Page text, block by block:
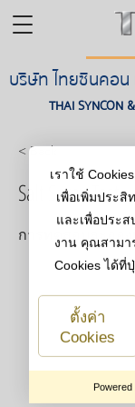
THAI SYNCON
บริษัท ไทยซินคอ
< Back
Salt Spray Test
การทดสอบละออง
เราใช้
เพื่อเพิ่มประสิ
และเพื่อประ
งาน คุณสามา
Cookies ได้ที่
ตั้งค่า
Cookies
Powered